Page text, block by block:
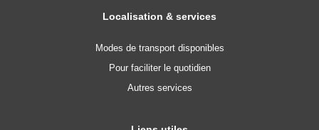
Localisation & services
Modes de transport disponibles
Pour faciliter le quotidien
Autres services